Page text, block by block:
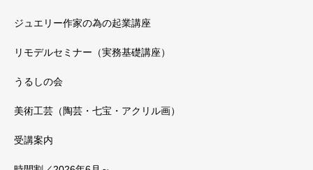
ジュエリー作家の為の起業講座
リモデルセミナー（実務基礎講座）
うるしの会
美術工芸（陶芸・七宝・アクリル画）
受講案内